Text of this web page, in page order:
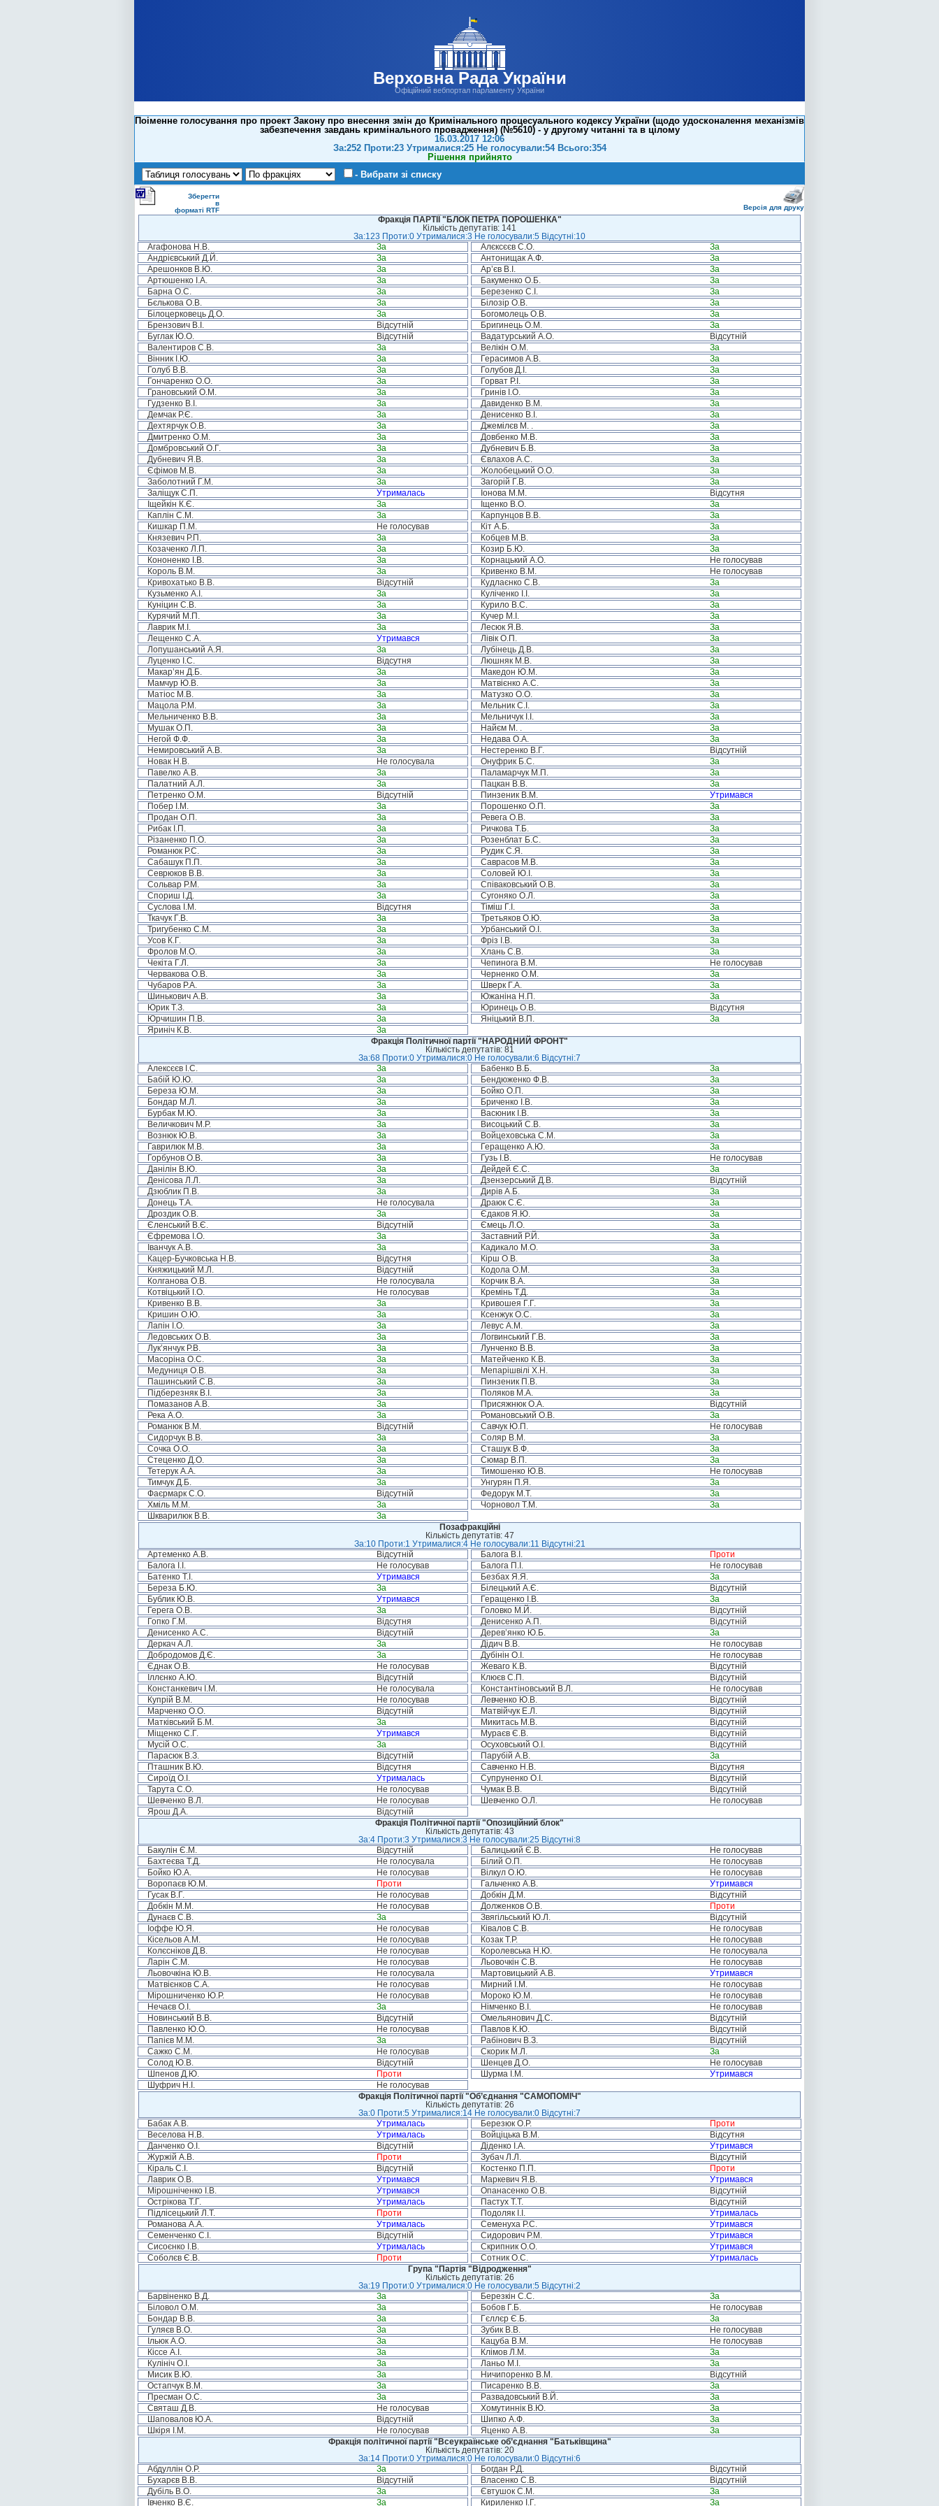
Верховна Рада України
Офіційний вебпортал парламенту України
Поіменне голосування про проект Закону про внесення змін до Кримінального процесуального кодексу України (щодо удосконалення механізмів
забезпечення завдань кримінального провадження) (№5610) - у другому читанні та в цілому
16.03.2017 12:06
За:252 Проти:23 Утрималися:25 Не голосували:54 Всього:354
Рішення прийнято
- Вибрати зі списку
Зберегти
в
форматі RTF
Версія для друку
Фракція ПАРТІЇ "БЛОК ПЕТРА ПОРОШЕНКА"
Кількість депутатів: 141
За:123 Проти:0 Утрималися:3 Не голосували:5 Відсутні:10
Агафонова Н.В.
За Алєксєєв С.О.
За
Андрієвський Д.Й.
За Антонищак А.Ф.
За
Арешонков В.Ю.
За Ар’єв В.І.
За
Артюшенко І.А.
За Бакуменко О.Б.
За
Барна О.С.
За Березенко С.І.
За
Бєлькова О.В.
За Білозір О.В.
За
Білоцерковець Д.О.
За Богомолець О.В.
За
Брензович В.І.
Відсутній Бригинець О.М.
За
Буглак Ю.О.
Відсутній Вадатурський А.О.
Відсутній
Валентиров С.В.
За Велікін О.М.
За
Вінник І.Ю.
За Герасимов А.В.
За
Голуб В.В.
За Голубов Д.І.
За
Гончаренко О.О.
За Горват Р.І.
За
Грановський О.М.
За Гринів І.О.
За
Гудзенко В.І.
За Давиденко В.М.
За
Демчак Р.Є.
За Денисенко В.І.
За
Дехтярчук О.В.
За Джемілєв М. .
За
Дмитренко О.М.
За Довбенко М.В.
За
Домбровський О.Г.
За Дубневич Б.В.
За
Дубневич Я.В.
За Євлахов А.С.
За
Єфімов М.В.
За Жолобецький О.О.
За
Заболотний Г.М.
За Загорій Г.В.
За
Заліщук С.П.
Утрималась Іонова М.М.
Відсутня
Іщейкін К.Є.
За Іщенко В.О.
За
Каплін С.М.
За Карпунцов В.В.
За
Кишкар П.М.
Не голосував Кіт А.Б.
За
Князевич Р.П.
За Кобцев М.В.
За
Козаченко Л.П.
За Козир Б.Ю.
За
Кононенко І.В.
За Корнацький А.О.
Не голосував
Король В.М.
За Кривенко В.М.
Не голосував
Кривохатько В.В.
Відсутній Кудлаєнко С.В.
За
Кузьменко А.І.
За Куліченко І.І.
За
Куніцин С.В.
За Курило В.С.
За
Курячий М.П.
За Кучер М.І.
За
Лаврик М.І.
За Лесюк Я.В.
За
Лещенко С.А.
Утримався Лівік О.П.
За
Лопушанський А.Я.
За Лубінець Д.В.
За
Луценко І.С.
Відсутня Люшняк М.В.
За
Макар’ян Д.Б.
За Македон Ю.М.
За
Мамчур Ю.В.
За Матвієнко А.С.
За
Матіос М.В.
За Матузко О.О.
За
Мацола Р.М.
За Мельник С.І.
За
Мельниченко В.В.
За Мельничук І.І.
За
Мушак О.П.
За Найєм М. .
За
Негой Ф.Ф.
За Недава О.А.
За
Немировський А.В.
За Нестеренко В.Г.
Відсутній
Новак Н.В.
Не голосувала Онуфрик Б.С.
За
Павелко А.В.
За Паламарчук М.П.
За
Палатний А.Л.
За Пацкан В.В.
За
Петренко О.М.
Відсутній Пинзеник В.М.
Утримався
Побер І.М.
За Порошенко О.П.
За
Продан О.П.
За Ревега О.В.
За
Рибак І.П.
За Ричкова Т.Б.
За
Різаненко П.О.
За Розенблат Б.С.
За
Романюк Р.С.
За Рудик С.Я.
За
Сабашук П.П.
За Саврасов М.В.
За
Севрюков В.В.
За Соловей Ю.І.
За
Сольвар Р.М.
За Співаковський О.В.
За
Спориш І.Д.
За Сугоняко О.Л.
За
Суслова І.М.
Відсутня Тіміш Г.І.
За
Ткачук Г.В.
За Третьяков О.Ю.
За
Тригубенко С.М.
За Урбанський О.І.
За
Усов К.Г.
За Фріз І.В.
За
Фролов М.О.
За Хлань С.В.
За
Чекіта Г.Л.
За Чепинога В.М.
Не голосував
Червакова О.В.
За Черненко О.М.
За
Чубаров Р.А.
За Шверк Г.А.
За
Шинькович А.В.
За Южаніна Н.П.
За
Юрик Т.З.
За Юринець О.В.
Відсутня
Юрчишин П.В.
За Яніцький В.П.
За
Яриніч К.В.
За
Фракція Політичної партії "НАРОДНИЙ ФРОНТ"
Кількість депутатів: 81
За:68 Проти:0 Утрималися:0 Не голосували:6 Відсутні:7
Алексєєв І.С.
За Бабенко В.Б.
За
Бабій Ю.Ю.
За Бендюженко Ф.В.
За
Береза Ю.М.
За Бойко О.П.
За
Бондар М.Л.
За Бриченко І.В.
За
Бурбак М.Ю.
За Васюник І.В.
За
Величкович М.Р.
За Висоцький С.В.
За
Вознюк Ю.В.
За Войцеховська С.М.
За
Гаврилюк М.В.
За Геращенко А.Ю.
За
Горбунов О.В.
За Гузь І.В.
Не голосував
Данілін В.Ю.
За Дейдей Є.С.
За
Денісова Л.Л.
За Дзензерський Д.В.
Відсутній
Дзюблик П.В.
За Дирів А.Б.
За
Донець Т.А.
Не голосувала Драюк С.Є.
За
Дроздик О.В.
За Єдаков Я.Ю.
За
Єленський В.Є.
Відсутній Ємець Л.О.
За
Єфремова І.О.
За Заставний Р.Й.
За
Іванчук А.В.
За Кадикало М.О.
За
Кацер-Бучковська Н.В.
Відсутня Кірш О.В.
За
Княжицький М.Л.
Відсутній Кодола О.М.
За
Колганова О.В.
Не голосувала Корчик В.А.
За
Котвіцький І.О.
Не голосував Кремінь Т.Д.
За
Кривенко В.В.
За Кривошея Г.Г.
За
Кришин О.Ю.
За Ксенжук О.С.
За
Лапін І.О.
За Левус А.М.
За
Ледовських О.В.
За Логвинський Г.В.
За
Лук’янчук Р.В.
За Лунченко В.В.
За
Масоріна О.С.
За Матейченко К.В.
За
Медуниця О.В.
За Мепарішвілі Х.Н.
За
Пашинський С.В.
За Пинзеник П.В.
За
Підберезняк В.І.
За Поляков М.А.
За
Помазанов А.В.
За Присяжнюк О.А.
Відсутній
Река А.О.
За Романовський О.В.
За
Романюк В.М.
Відсутній Савчук Ю.П.
Не голосував
Сидорчук В.В.
За Соляр В.М.
За
Сочка О.О.
За Сташук В.Ф.
За
Стеценко Д.О.
За Сюмар В.П.
За
Тетерук А.А.
За Тимошенко Ю.В.
Не голосував
Тимчук Д.Б.
За Унгурян П.Я.
За
Фаєрмарк С.О.
Відсутній Федорук М.Т.
За
Хміль М.М.
За Чорновол Т.М.
За
Шкварилюк В.В.
За
Позафракційні
Кількість депутатів: 47
За:10 Проти:1 Утрималися:4 Не голосували:11 Відсутні:21
Артеменко А.В.
Відсутній Балога В.І.
Проти
Балога І.І.
Не голосував Балога П.І.
Не голосував
Батенко Т.І.
Утримався Безбах Я.Я.
За
Береза Б.Ю.
За Білецький А.Є.
Відсутній
Бублик Ю.В.
Утримався Геращенко І.В.
За
Герега О.В.
За Головко М.Й.
Відсутній
Гопко Г.М.
Відсутня Денисенко А.П.
Відсутній
Денисенко А.С.
Відсутній Дерев’янко Ю.Б.
За
Деркач А.Л.
За Дідич В.В.
Не голосував
Добродомов Д.Є.
За Дубінін О.І.
Не голосував
Єднак О.В.
Не голосував Жеваго К.В.
Відсутній
Іллєнко А.Ю.
Відсутній Клюєв С.П.
Відсутній
Констанкевич І.М.
Не голосувала Константіновський В.Л.
Не голосував
Купрій В.М.
Не голосував Левченко Ю.В.
Відсутній
Марченко О.О.
Відсутній Матвійчук Е.Л.
Відсутній
Матківський Б.М.
За Микитась М.В.
Відсутній
Міщенко С.Г.
Утримався Мураєв Є.В.
Відсутній
Мусій О.С.
За Осуховський О.І.
Відсутній
Парасюк В.З.
Відсутній Парубій А.В.
За
Пташник В.Ю.
Відсутня Савченко Н.В.
Відсутня
Сироїд О.І.
Утрималась Супруненко О.І.
Відсутній
Тарута С.О.
Не голосував Чумак В.В.
Відсутній
Шевченко В.Л.
Не голосував Шевченко О.Л.
Не голосував
Ярош Д.А.
Відсутній
Фракція Політичної партії "Опозиційний блок"
Кількість депутатів: 43
За:4 Проти:3 Утрималися:3 Не голосували:25 Відсутні:8
Бакулін Є.М.
Відсутній Балицький Є.В.
Не голосував
Бахтеєва Т.Д.
Не голосувала Білий О.П.
Не голосував
Бойко Ю.А.
Не голосував Вілкул О.Ю.
Не голосував
Воропаєв Ю.М.
Проти Гальченко А.В.
Утримався
Гусак В.Г.
Не голосував Добкін Д.М.
Відсутній
Добкін М.М.
Не голосував Долженков О.В.
Проти
Дунаєв С.В.
За Звягільський Ю.Л.
Відсутній
Іоффе Ю.Я.
Не голосував Ківалов С.В.
Не голосував
Кісельов А.М.
Не голосував Козак Т.Р.
Не голосував
Колєсніков Д.В.
Не голосував Королевська Н.Ю.
Не голосувала
Ларін С.М.
Не голосував Льовочкін С.В.
Не голосував
Льовочкіна Ю.В.
Не голосувала Мартовицький А.В.
Утримався
Матвієнков С.А.
Не голосував Мирний І.М.
Не голосував
Мірошниченко Ю.Р.
Не голосував Мороко Ю.М.
Не голосував
Нечаєв О.І.
За Німченко В.І.
Не голосував
Новинський В.В.
Відсутній Омельянович Д.С.
Відсутній
Павленко Ю.О.
Не голосував Павлов К.Ю.
Відсутній
Папієв М.М.
За Рабінович В.З.
Відсутній
Сажко С.М.
Не голосував Скорик М.Л.
За
Солод Ю.В.
Відсутній Шенцев Д.О.
Не голосував
Шпенов Д.Ю.
Проти Шурма І.М.
Утримався
Шуфрич Н.І.
Не голосував
Фракція Політичної партії "Об’єднання "САМОПОМІЧ"
Кількість депутатів: 26
За:0 Проти:5 Утрималися:14 Не голосували:0 Відсутні:7
Бабак А.В.
Утрималась Березюк О.Р.
Проти
Веселова Н.В.
Утрималась Войціцька В.М.
Відсутня
Данченко О.І.
Відсутній Діденко І.А.
Утримався
Журжій А.В.
Проти Зубач Л.Л.
Відсутній
Кіраль С.І.
Відсутній Костенко П.П.
Проти
Лаврик О.В.
Утримався Маркевич Я.В.
Утримався
Мірошніченко І.В.
Утримався Опанасенко О.В.
Відсутній
Острікова Т.Г.
Утрималась Пастух Т.Т.
Відсутній
Підлісецький Л.Т.
Проти Подоляк І.І.
Утрималась
Романова А.А.
Утрималась Семенуха Р.С.
Утримався
Семенченко С.І.
Відсутній Сидорович Р.М.
Утримався
Сисоєнко І.В.
Утрималась Скрипник О.О.
Утримався
Соболєв Є.В.
Проти Сотник О.С.
Утрималась
Група "Партія "Відродження"
Кількість депутатів: 26
За:19 Проти:0 Утрималися:0 Не голосували:5 Відсутні:2
Барвіненко В.Д.
За Березкін С.С.
За
Біловол О.М.
За Бобов Г.Б.
Не голосував
Бондар В.В.
За Гєллєр Є.Б.
За
Гуляєв В.О.
За Зубик В.В.
Не голосував
Ільюк А.О.
За Кацуба В.М.
Не голосував
Кіссе А.І.
За Клімов Л.М.
За
Кулініч О.І.
За Ланьо М.І.
За
Мисик В.Ю.
За Ничипоренко В.М.
Відсутній
Остапчук В.М.
За Писаренко В.В.
За
Пресман О.С.
За Развадовський В.Й.
За
Святаш Д.В.
Не голосував Хомутиннік В.Ю.
За
Шаповалов Ю.А.
Відсутній Шипко А.Ф.
За
Шкіря І.М.
Не голосував Яценко А.В.
За
Фракція політичної партії "Всеукраїнське об’єднання "Батьківщина"
Кількість депутатів: 20
За:14 Проти:0 Утрималися:0 Не голосували:0 Відсутні:6
Абдуллін О.Р.
За Богдан Р.Д.
Відсутній
Бухарєв В.В.
Відсутній Власенко С.В.
Відсутній
Дубіль В.О.
За Євтушок С.М.
За
Івченко В.Є.
За Кириленко І.Г. За